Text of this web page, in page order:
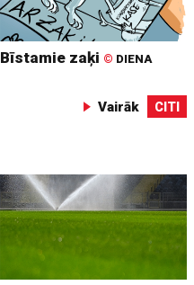
Bīstamie zaķi © DIENA
Vairāk CITI